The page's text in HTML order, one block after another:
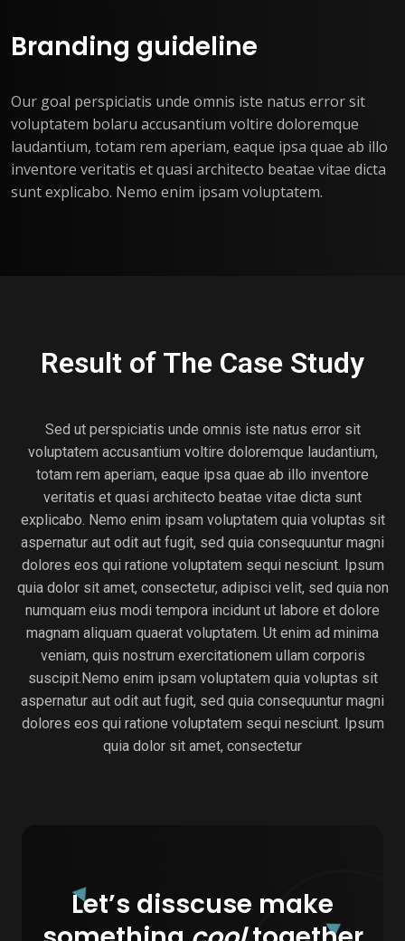
Branding guideline
Our goal perspiciatis unde omnis iste natus error sit
voluptatem bolaru accusantium voltire doloremque
laudantium, totam rem aperiam, eaque ipsa quae ab illo
inventore veritatis et quasi architecto beatae vitae dicta
sunt explicabo. Nemo enim ipsam voluptatem.
Result of The Case Study
Sed ut perspiciatis unde omnis iste natus error sit
voluptatem accusantium voltire doloremque laudantium,
totam rem aperiam, eaque ipsa quae ab illo inventore
veritatis et quasi architecto beatae vitae dicta sunt
explicabo. Nemo enim ipsam voluptatem quia voluptas sit
aspernatur aut odit aut fugit, sed quia consequuntur magni
dolores eos qui ratione voluptatem sequi nesciunt. Ipsum
quia dolor sit amet, consectetur, adipisci velit, sed quia non
numquam eius modi tempora incidunt ut labore et dolore
magnam aliquam quaerat voluptatem. Ut enim ad minima
veniam, quis nostrum exercitationem ullam corporis
suscipit.Nemo enim ipsam voluptatem quia voluptas sit
aspernatur aut odit aut fugit, sed quia consequuntur magni
dolores eos qui ratione voluptatem sequi nesciunt. Ipsum
quia dolor sit amet, consectetur
Let’s disscuse make